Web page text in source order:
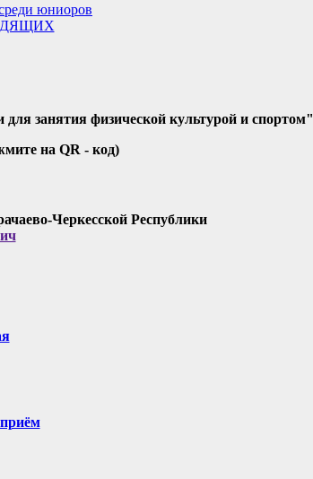
юниоров
занятия физической культурой и спортом"
на QR - код)